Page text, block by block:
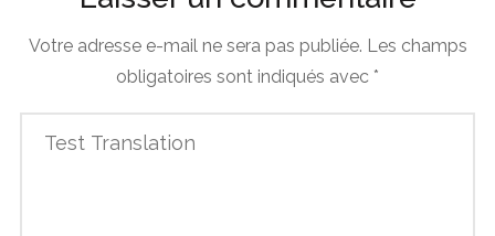
Votre adresse e-mail ne sera pas publiée. Les champs
obligatoires sont indiqués avec *